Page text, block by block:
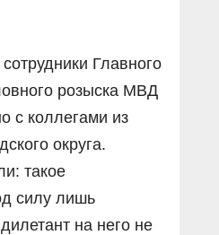
Главного
розыска МВД
с коллегами из
округа.
такое
силу лишь
на него не